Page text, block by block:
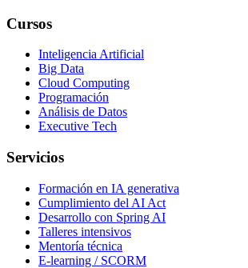
Cursos
Inteligencia Artificial
Big Data
Cloud Computing
Programación
Análisis de Datos
Executive Tech
Servicios
Formación en IA generativa
Cumplimiento del AI Act
Desarrollo con Spring AI
Talleres intensivos
Mentoría técnica
E-learning / SCORM